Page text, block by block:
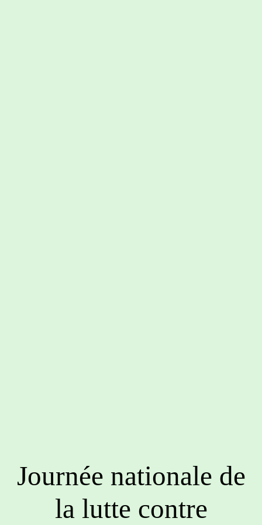
Journée nationale de
la lutte contre